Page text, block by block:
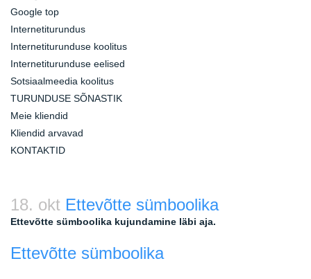
Google top
Internetiturundus
Internetiturunduse koolitus
Internetiturunduse eelised
Sotsiaalmeedia koolitus
TURUNDUSE SÕNASTIK
Meie kliendid
Kliendid arvavad
KONTAKTID
18. okt Ettevõtte sümboolika
Ettevõtte sümboolika kujundamine läbi aja.
Ettevõtte sümboolika